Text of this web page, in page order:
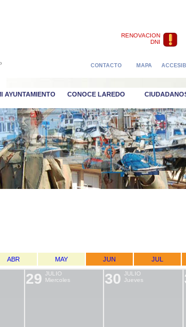
RENOVACION
DNI
CONTACTO MAPA
AYUNTAMIENTO CONOCE LAREDO
ABR MAY JUN JUL
29 JULIO
Miercoles
30 JULIO
Jueves